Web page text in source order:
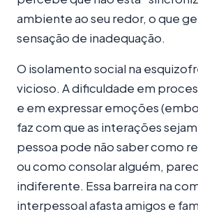
ambiente ao seu redor, o que
sensação de inadequação.
O isolamento social na
vicioso. A dificuldade em
e em expressar emoções
faz com que as interações
pessoa pode não saber como
ou como consolar alguém,
indiferente. Essa barreira na
interpessoal afasta amigos e